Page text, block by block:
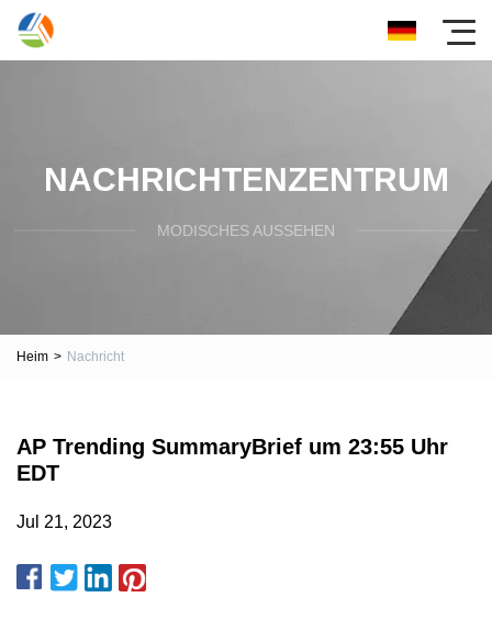
NACHRICHTENZENTRUM
MODISCHES AUSSEHEN
Heim > Nachricht
AP Trending SummaryBrief um 23:55 Uhr
EDT
Jul 21, 2023